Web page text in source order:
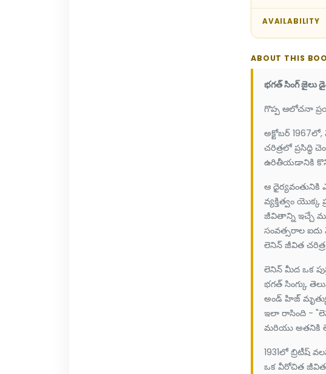
AVAILABILITY
ABOUT THIS
భగత్ సింగ్ జైలు
గొప్ప ఆలోచనా
అక్టోబర్
చరిత్రలో ప్రసిద్ధి
ఉరితీయడానికి కొన్ని
ఆ ధైర్యవంతునికి
వ్యక్తిత్వం
జీవితాన్ని ఇచ్చే
సంవత్సరాల ఐదు
లెనిన్ జీవిత
లెనిన్ మీద ఒక
భగత్ సింగ్కు
అండ్ హిజ్
ఇలా రాసింది -
మరియు అతనికి
1931లో బ్రిటీష్
ఒక వీరోచిత